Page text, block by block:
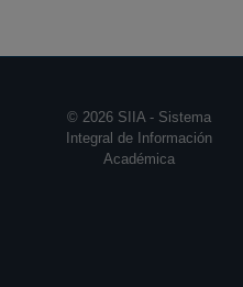
© 2026 SIIA - Sistema
Integral de Información
Académica